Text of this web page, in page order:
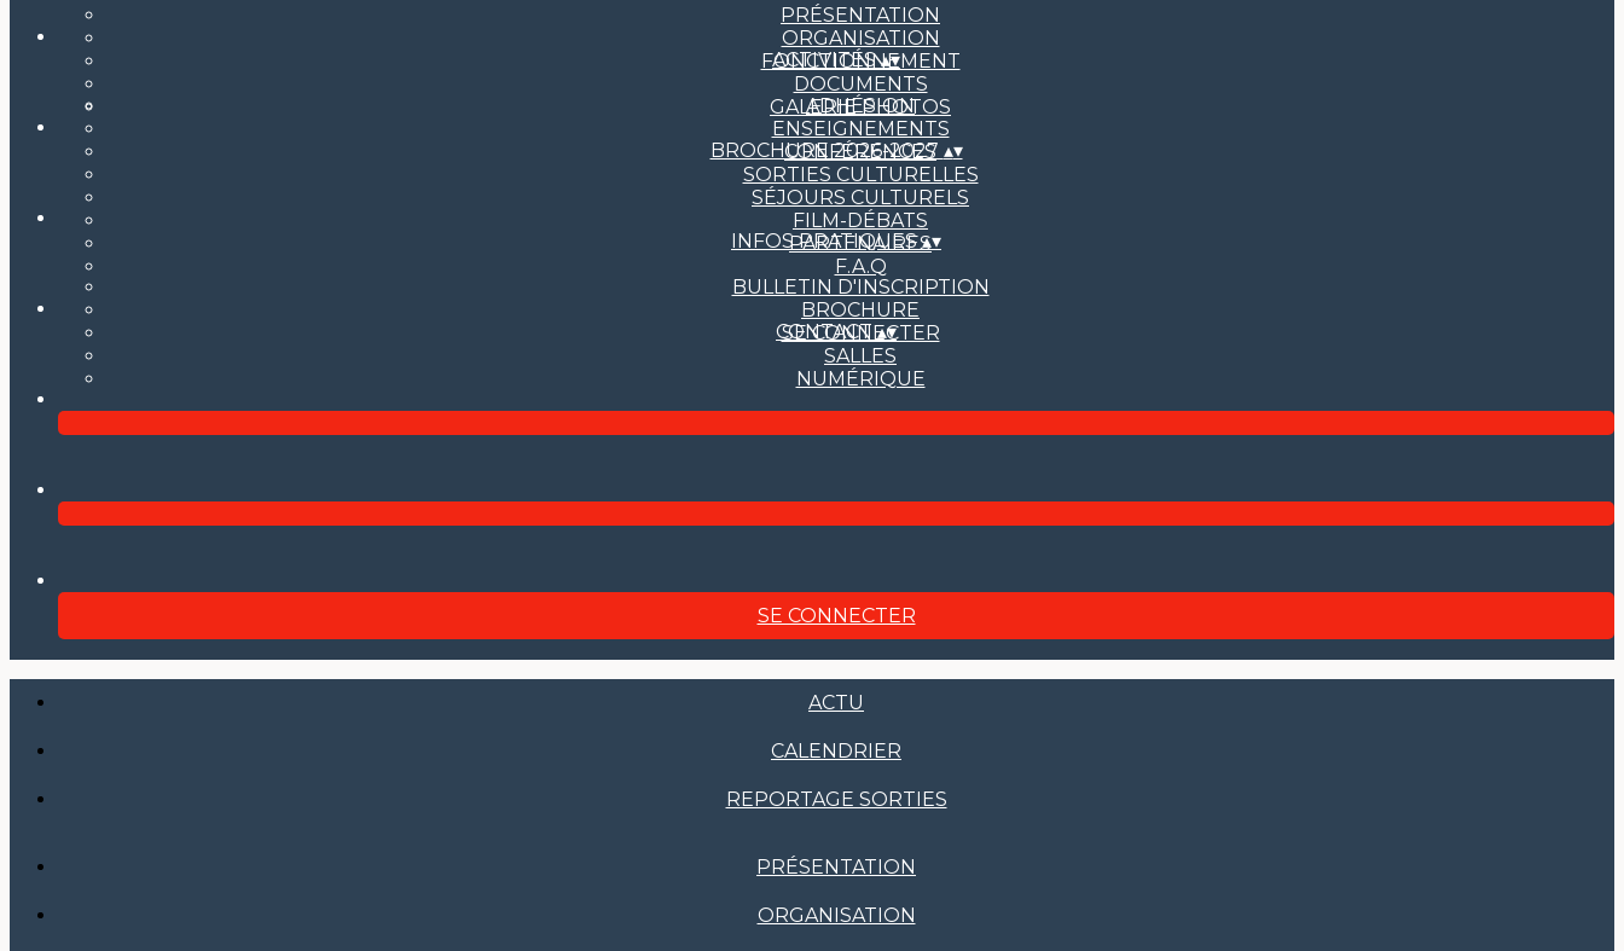
PRÉSENTATION
ORGANISATION
FONCTIONNEMENT
DOCUMENTS
GALERIE PHOTOS
ACTIVITÉS▴▾
ADHÉSION
ENSEIGNEMENTS
CONFÉRENCES
SORTIES CULTURELLES
SÉJOURS CULTURELS
FILM-DÉBATS
PARTENAIRES
F.A.Q
BROCHURE 2026-2027 ▴▾
INFOS PRATIQUES▴▾
BULLETIN D'INSCRIPTION
BROCHURE
SE CONNECTER
SALLES
NUMÉRIQUE
CONTACT▴▾
SE CONNECTER
ACTU
CALENDRIER
REPORTAGE SORTIES
PRÉSENTATION
ORGANISATION